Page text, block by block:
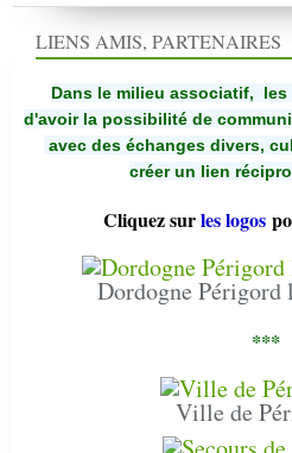
LIENS AMIS, PARTENAIRES
Dans le milieu associatif,
d'avoir la possibilité de
avec des échanges divers,
créer un lien
Cliquez surles logos
Dordogne Périgord
***
Ville de